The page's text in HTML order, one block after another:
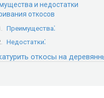
и недостатки
откосов
Преимущества⁚
Недостатки⁚
откосы на